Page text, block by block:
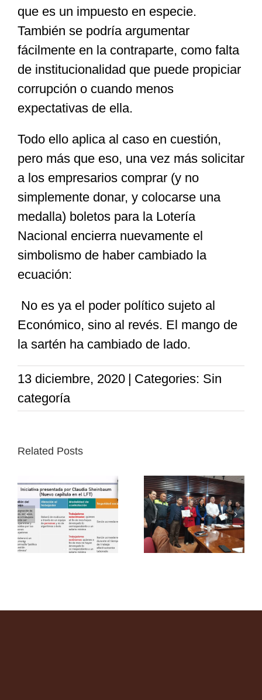
que es un impuesto en especie.
También se podría argumentar
fácilmente en la contraparte, como falta
de institucionalidad que puede propiciar
corrupción o cuando menos
expectativas de ella.
Todo ello aplica al caso en cuestión,
pero más que eso, una vez más solicitar
a los empresarios comprar (y no
simplemente donar, y colocarse una
medalla) boletos para la Lotería
Nacional encierra nuevamente el
simbolismo de haber cambiado la
ecuación:
No es ya el poder político sujeto al
Económico, sino al revés. El mango de
la sartén ha cambiado de lado.
13 diciembre, 2020 | Categories: Sin
categoría
Related Posts